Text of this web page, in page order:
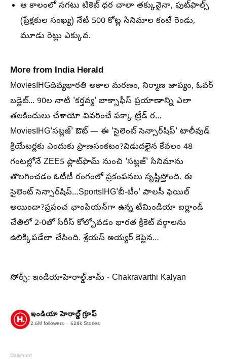
ఆ కాలంలో సగటు టికెట్ ధర చాలా తక్కువైనా, ఫుట్‌ఫాల్స్
(ప్రేక్షకుల సంఖ్య) నేటి 500 కోట్ల సినిమాల కంటే రెండు,
మూడు రెట్లు ఎక్కువ.
More from India Herald
MoviesIHGదివ్యభారతి అకాల మరణం, నిర్మాణ జాప్యం, ఓవర్
బడ్జెట్... 90ల నాటి 'కర్తవ్య' బాక్సాఫీస్ ప్రయాణాన్ని ఎలా
తలకిందులు చేశాయో వివరించే పక్కా ట్రేడ్ ర…
MoviesIHG'సట్లజ్' ఔట్ — ఈ 'సైలెంట్ సెన్సార్‌షిప్' టాలీవుడ్
క్రియేటర్లకు ఎందుకు ప్రాణసంకటం?విడుదలైన కేవలం 48
గంటల్లోనే ZEE5 ప్లాట్‌ఫామ్ నుంచి 'సట్లజ్' సినిమాను
తొలగించడం ఓటీటీ రంగంలో ప్రకంపనలు సృష్టిస్తోంది. ఈ
సైలెంట్ సెన్సార్‌షిప్…SportsIHG'బీ-టీం' పాలసీ ఫెయిల్
అయిందా?ప్రపంచ ఛాంపియన్‌గా ఉన్న టీమిండియా ఐర్లాండ్
చేతిలో 2-0తో సిరీస్ కోల్పోవడం భారత క్రికెట్ వర్గాలను
ఉలిక్కిపడేలా చేసింది. శ్రేయస్ అయ్యర్ కెప్టెన…
సోర్స్: ఇండియాహెరాల్డ్.కామ్ - Chakravarthi Kalyan
ఇండియా హెరాల్డ్ గ్రూప్
2.6M followers 628k Stories
Dailyhunt